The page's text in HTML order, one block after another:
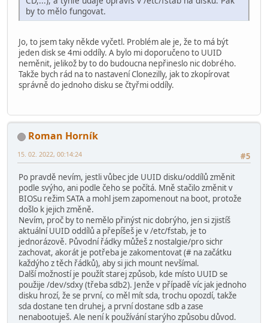
by to mělo fungovat.
Jo, to jsem taky někde vyčetl. Problém ale je, že to má být
jeden disk se 4mi oddíly. A bylo mi doporučeno to UUID
neměnit, jelikož by to do budoucna nepřineslo nic dobrého.
Takže bych rád na to nastavení Clonezilly, jak to zkopírovat
správně do jednoho disku se čtyřmi oddíly.
Roman Horník
#5
15. 02. 2022, 00:14:24
Po pravdě nevím, jestli vůbec jde UUID disku/oddílů změnit
podle svýho, ani podle čeho se počítá. Mně stačilo změnit v
BIOSu režim SATA a mohl jsem zapomenout na boot, protože
došlo k jejich změně.
Nevím, proč by to nemělo přinýst nic dobrýho, jen si zjistíš
aktuální UUID oddílů a přepíšeš je v /etc/fstab, je to
jednorázově. Původní řádky můžeš z nostalgie/pro sichr
zachovat, akorát je potřeba je zakomentovat (# na začátku
každýho z těch řádků), aby si jich mount nevšímal.
Další možností je použít starej způsob, kde místo UUID se
použije /dev/sdxy (třeba sdb2). Jenže v případě víc jak jednoho
disku hrozí, že se první, co měl mít sda, trochu opozdí, takže
sda dostane ten druhej, a první dostane sdb a zase
nenabootuješ. Ale není k používání starýho způsobu důvod.